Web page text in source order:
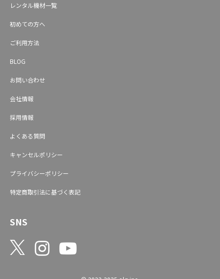
レンタル機材一覧
初めての方へ
ご利用方法
BLOG
お問い合わせ
会社情報
採用情報
よくある質問
キャンセルポリシー
プライバシーポリシー
特定商取引法に基づく表記
SNS